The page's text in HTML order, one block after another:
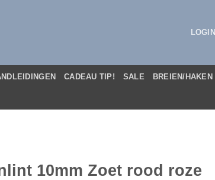
LOGIN
CADEAU TIP! SALE BREIEN/HAKEN
10mm Zoet rood roze